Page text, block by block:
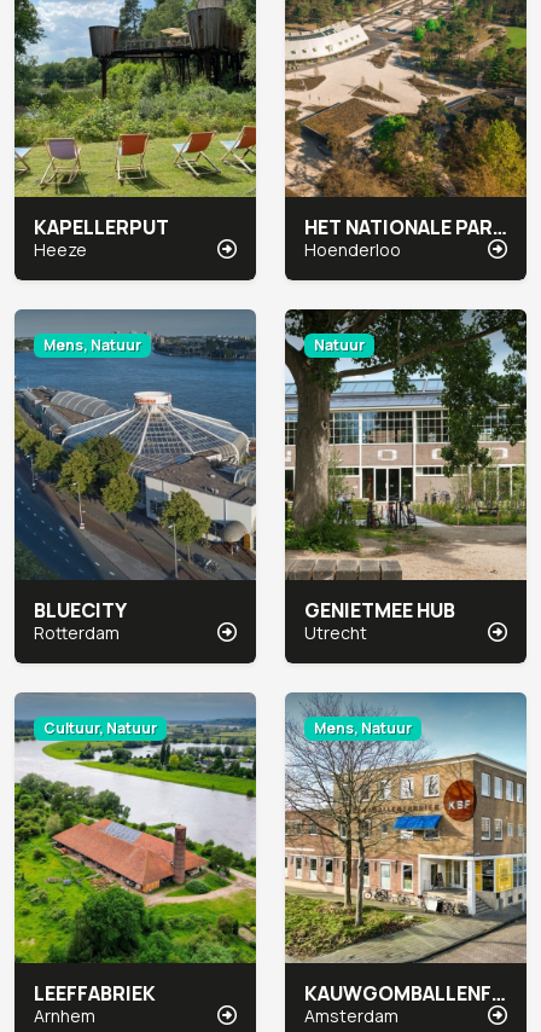
KAPELLERPUT
Heeze
HET NATIONALE PARK DE HOGE VELUWE
Hoenderloo
Mens, Natuur
BLUECITY
Rotterdam
Natuur
GENIETMEE HUB
Utrecht
Cultuur, Natuur
LEEFFABRIEK
Arnhem
Mens, Natuur
KAUWGOMBALLENFABRIEK SOCIAL IMPACT FACTORY
Amsterdam